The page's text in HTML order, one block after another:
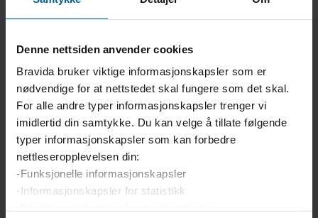
Denne nettsiden anvender cookies
Bravida bruker viktige informasjonskapsler som er
nødvendige for at nettstedet skal fungere som det skal.
For alle andre typer informasjonskapsler trenger vi
imidlertid din samtykke. Du kan velge å tillate følgende
typer informasjonskapsler som kan forbedre
nettleseropplevelsen din:
-Funksjonelle informasjonskapsler
-Informasjonskapsler for statistikk
Bravida skal levere alt av arbeider tilknyttet elektro og rør,
bortsett fra selve prosessanlegget. På elektro innebærer
dette blant annet alt av tavler, strømskinner,
reservekraftsaggregat, belysning, brannvarsling,